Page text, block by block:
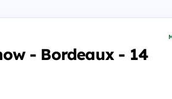
- Bordeaux - 14